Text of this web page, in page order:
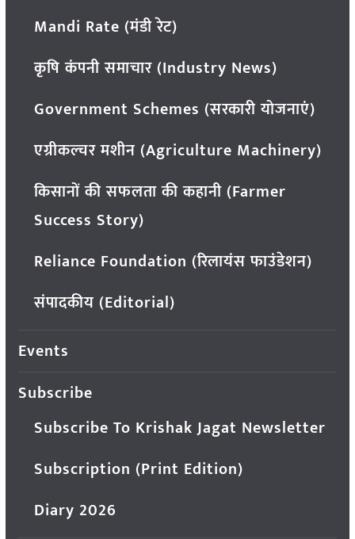
Mandi Rate (मंडी रेट)
कृषि कंपनी समाचार (Industry News)
Government Schemes (सरकारी योजनाएं)
एग्रीकल्चर मशीन (Agriculture Machinery)
किसानों की सफलता की कहानी (Farmer
Success Story)
Reliance Foundation (रिलायंस फाउंडेशन)
संपादकीय (Editorial)
Events
Subscribe
Subscribe To Krishak Jagat Newsletter
Subscription (Print Edition)
Diary 2026